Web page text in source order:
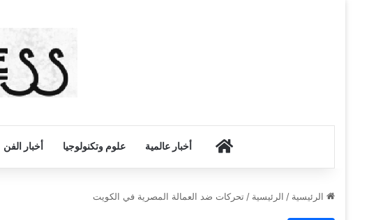
أخبار الكويت
أخبار عالمية علوم وتكنولوجيا أخبار الفن
الرئيسية / الرئيسية / تحركات ضد العمالة المصرية في الكويت